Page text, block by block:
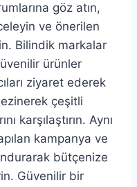
göz atın,
ve önerilen
Bilindik markalar
ürünler
ziyaret ederek
çeşitli
karşılaştırın. Aynı
kampanya ve
bütçenize
Güvenilir bir